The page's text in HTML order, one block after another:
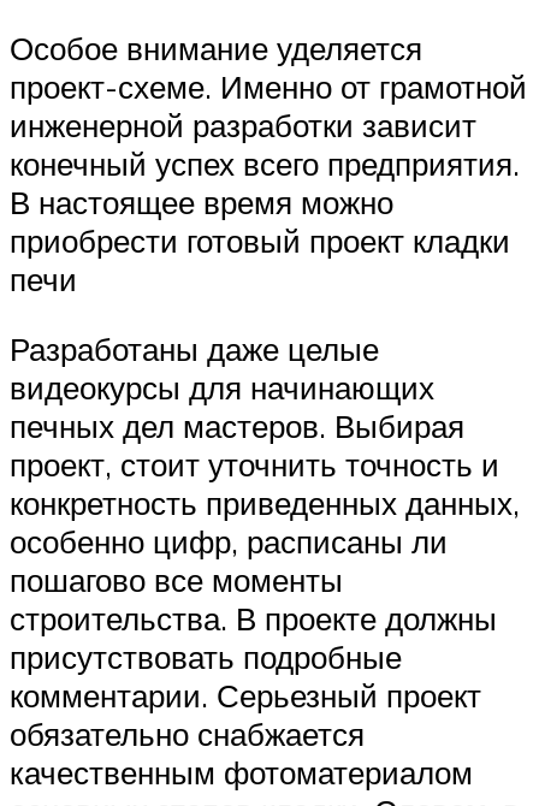
Особое внимание уделяется
проект-схеме. Именно от грамотной
инженерной разработки зависит
конечный успех всего предприятия.
В настоящее время можно
приобрести готовый проект кладки
печи
Разработаны даже целые
видеокурсы для начинающих
печных дел мастеров. Выбирая
проект, стоит уточнить точность и
конкретность приведенных данных,
особенно цифр, расписаны ли
пошагово все моменты
строительства. В проекте должны
присутствовать подробные
комментарии. Серьезный проект
обязательно снабжается
качественным фотоматериалом